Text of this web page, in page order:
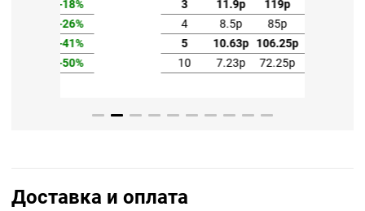
3
119р
-18%
4
85р
-41%
5
106.25р
-26%
10
72.25р -50%
Доставка и оплата